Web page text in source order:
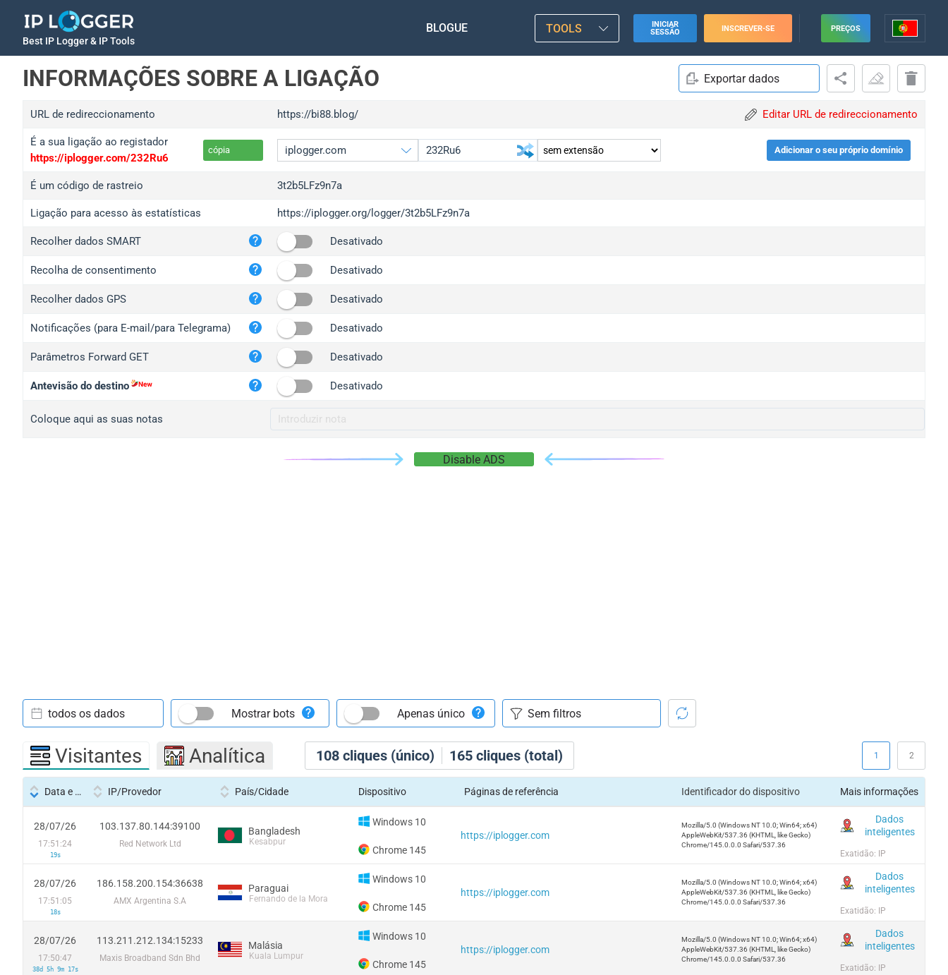
Best IP Logger & IP Tools
BLOGUE TOOLS
INICIAR
SESSÃO
INSCREVER-SE PREÇOS
INFORMAÇÕES SOBRE A LIGAÇÃO Exportar dados
URL de redireccionamento https://bi88.blog/ Editar URL de redireccionamento
É a sua ligação ao registador
https://iplogger.com/232Ru6
cópia
iplogger.org
wl.gl
ed.tc
iplogger.com
iplogger.co
2no.co
yip.su
iplogger.info
Adicionar o seu próprio domínio
É um código de rastreio 3t2b5LFz9n7a
Ligação para acesso às estatísticas https://iplogger.org/logger/3t2b5LFz9n7a
Recolher dados SMART Desativado
Recolha de consentimento Desativado
Recolher dados GPS Desativado
Notificações (para E-mail/para Telegrama) Desativado
Parâmetros Forward GET Desativado
Antevisão do destino Desativado
Coloque aqui as suas notas
Disable ADS
108 cliques (único) 165 cliques (total)
todos os dados Mostrar bots Apenas único
Visitantes Analítica 1 2
Data e hora IP/Provedor País/Cidade Dispositivo Páginas de referência Identificador do dispositivo Mais informações
28/07/26
17:51:24
19s
103.137.80.144:39100
Red Network Ltd
Bangladesh
Kesabpur
Windows 10
Chrome 145
https://iplogger.com
Mozilla/5.0 (Windows NT 10.0; Win64; x64)
AppleWebKit/537.36 (KHTML, like Gecko)
Chrome/145.0.0.0 Safari/537.36
Dados
inteligentes
Exatidão: IP
28/07/26
17:51:05
18s
186.158.200.154:36638
AMX Argentina S.A
Paraguai
Fernando de la Mora
Windows 10
Chrome 145
https://iplogger.com
Mozilla/5.0 (Windows NT 10.0; Win64; x64)
AppleWebKit/537.36 (KHTML, like Gecko)
Chrome/145.0.0.0 Safari/537.36
Dados
inteligentes
Exatidão: IP
28/07/26
17:50:47
38d 5h 9m 17s
113.211.212.134:15233
Maxis Broadband Sdn Bhd
Malásia
Kuala Lumpur
Windows 10
Chrome 145
https://iplogger.com
Mozilla/5.0 (Windows NT 10.0; Win64; x64)
AppleWebKit/537.36 (KHTML, like Gecko)
Chrome/145.0.0.0 Safari/537.36
Dados
inteligentes
Exatidão: IP